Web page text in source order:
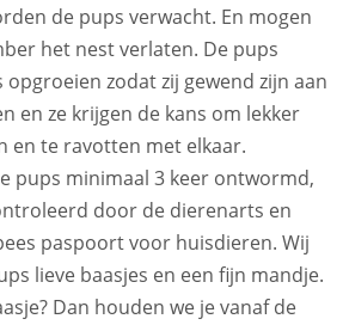
de pups verwacht. En mogen
het nest verlaten. De pups
zodat zij gewend zijn aan
en ze krijgen de kans om lekker
en te ravotten met elkaar.
pups minimaal 3 keer ontwormd,
door de dierenarts en
paspoort voor huisdieren. Wij
lieve baasjes en een fijn mandje.
Dan houden we je vanaf de